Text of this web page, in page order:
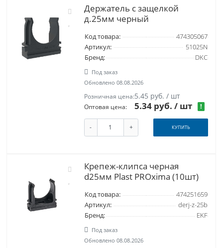
Держатель с защелкой
д.25мм черный
Код товара:
474305067
Артикул:
51025N
Бренд:
DKC
Под заказ
Обновлено 08.08.2026
Розничная цена:5.45 руб. / шт
Оптовая цена: 5.34 руб./ шт !
- + КУПИТЬ
Крепеж-клипса черная
d25мм Plast PROxima (10шт)
Код товара:
474251659
Артикул:
derj-z-25b
Бренд:
EKF
Под заказ
Обновлено 08.08.2026